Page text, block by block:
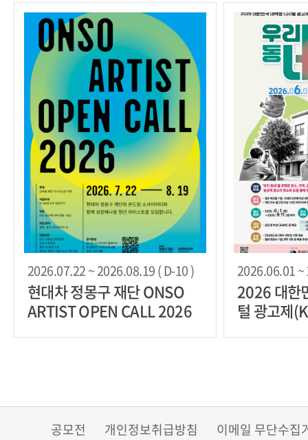
2026.07.22 ~ 2026.08.19 ( D-10 )
현대차 정몽구 재단 ONSO
ARTIST OPEN CALL 2026
2026.06.01 ~
2026 대한
털 광고제
공모전 개인정보취급방침 이메일 무단수집